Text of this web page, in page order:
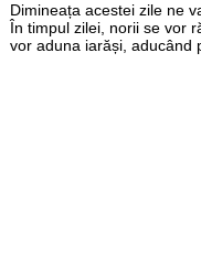
Dimineața acestei zile ne
În timpul zilei, norii se vor
vor aduna iarăși, aducând